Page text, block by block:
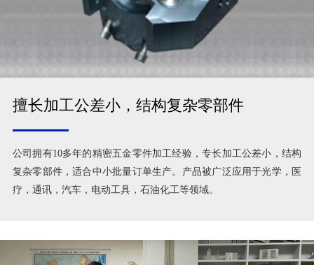
擅长加工公差小，结构复杂零部件
公司拥有10多年的精密五金零件加工经验，专长加工公差小，结构
复杂零部件，适合中小批量订单生产。产品被广泛应用于光学，医
疗，通讯，汽车，电动工具，石油化工等领域。